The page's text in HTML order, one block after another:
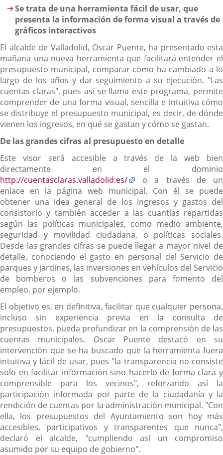
Descripción
Se trata de una herramienta fácil de usar, que
presenta la información de forma visual a través de
gráficos interactivos
El alcalde de Valladolid, Oscar Puente, ha presentado esta
mañana una nueva herramienta que facilitará entender el
presupuesto municipal, comparar cómo ha cambiado a lo
largo de los años y dar seguimiento a su ejecución. "Las
cuentas claras", pues así se llama este programa, permite
comprender de una forma visual, sencilla e intuitiva cómo
se distribuye el presupuesto municipal, es decir, de dónde
vienen los ingresos, en qué se gastan y cómo se gastan.
De las grandes cifras al presupuesto en detalle
Este visor será accesible a través de la web bien
directamente en el dominio
http://cuentasclaras.valladolid.es/
Enlace
a
una
aplicación
externa.
o a través de un
enlace en la página web municipal. Con él se puede
obtener una idea general de los ingresos y gastos del
consistorio y también acceder a las cuantías repartidas
según las políticas municipales, como medio ambiente,
seguridad y movilidad ciudadana, o políticas sociales.
Desde las grandes cifras se puede llegar a mayor nivel de
detalle, conociendo el gasto en personal del Servicio de
parques y jardines, las inversiones en vehículos del Servicio
de bomberos o las subvenciones para fomento del
empleo, por ejemplo.
El objetivo es, en definitiva, facilitar que cualquier persona,
incluso sin experiencia previa en la consulta de
presupuestos, pueda profundizar en la comprensión de las
cuentas municipales. Oscar Puente destacó en su
intervención que se ha buscado que la herramienta fuera
intuitiva y fácil de usar, pues "la transparencia no consiste
solo en facilitar información sino hacerlo de forma clara y
comprensible para los vecinos", reforzando así la
participación informada por parte de la ciudadanía y la
rendición de cuentas por la administración municipal. "Con
ella, los presupuestos del Ayuntamiento son hoy más
accesibles, participativos y transparentes que nunca",
declaró el alcalde, "cumpliendo así un compromiso
asumido por su equipo de gobierno".